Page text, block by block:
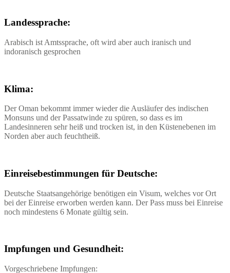
Landessprache:
Arabisch ist Amtssprache, oft wird aber auch iranisch und
indoranisch gesprochen
Klima:
Der Oman bekommt immer wieder die Ausläufer des indischen
Monsuns und der Passatwinde zu spüren, so dass es im
Landesinneren sehr heiß und trocken ist, in den Küstenebenen im
Norden aber auch feuchtheiß.
Einreisebestimmungen für Deutsche:
Deutsche Staatsangehörige benötigen ein Visum, welches vor Ort
bei der Einreise erworben werden kann. Der Pass muss bei Einreise
noch mindestens 6 Monate gültig sein.
Impfungen und Gesundheit:
Vorgeschriebene Impfungen: